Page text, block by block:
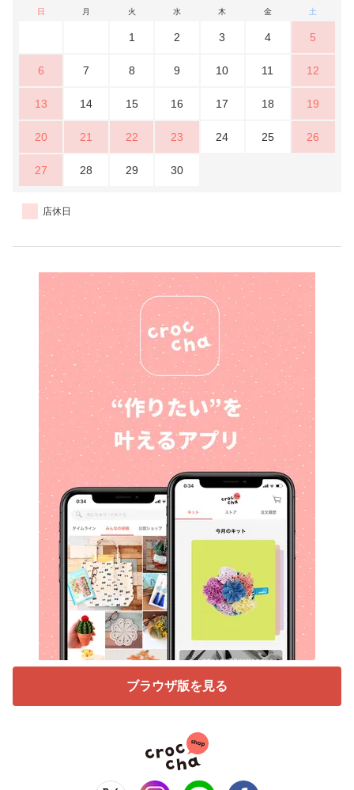
日 月 火 水 木 金 土
1 2 3 4 5
6 7 8 9 10 11 12
13 14 15 16 17 18 19
20 21 22 23 24 25 26
27 28 29 30
店休日
ブラウザ版を見る